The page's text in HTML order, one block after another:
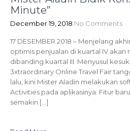
Minute”
December 19, 2018 No Comments
17 DESEMBER 2018 – Menjelang
optimis penjualan di kuartal IV akan
dibanding kuartal III. Menyusul
3xtraordinary Online Travel Fair
lalu, kini Mister Aladin melakukan
Activities pada aplikasinya. Fitur
semakin […]